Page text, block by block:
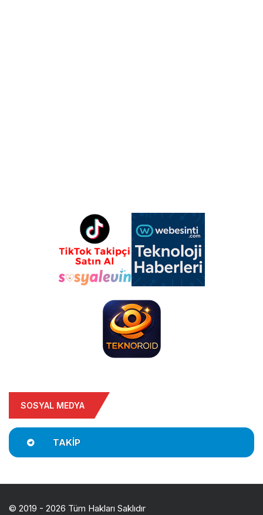
SOSYAL MEDYA
TAKIP
© 2019 - 2026 Tüm Hakları Saklıdır